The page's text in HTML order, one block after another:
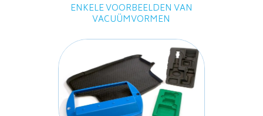
ENKELE VOORBEELDEN VAN
VACUÜMVORMEN